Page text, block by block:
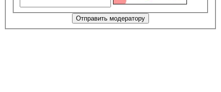
Отправить модератору